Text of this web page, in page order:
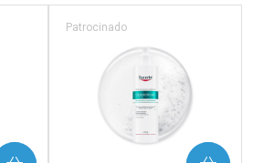
Patrocinado